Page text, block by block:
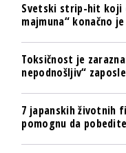
Svetski strip-hit koji
majmuna“ konačno
Toksičnost je
nepodnošljiv“
7 japanskih životnih
pomognu da